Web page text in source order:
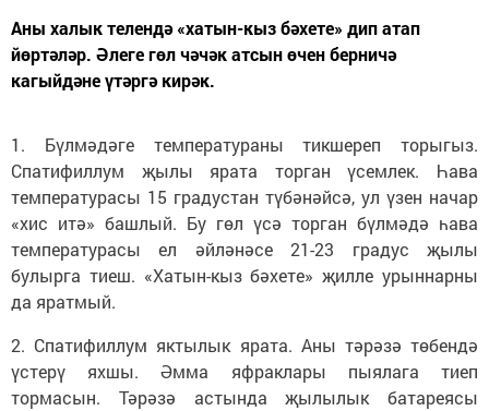
Аны халык телендә «хатын-кыз бәхете» дип атап
йөртәләр. Әлеге гөл чәчәк атсын өчен берничә
кагыйдәне үтәргә кирәк.
1. Бүлмәдәге температураны тикшереп торыгыз.
Спатифиллум җылы ярата торган үсемлек. Һава
температурасы 15 градустан түбәнәйсә, ул үзен начар
«хис итә» башлый. Бу гөл үсә торган бүлмәдә һава
температурасы ел әйләнәсе 21-23 градус җылы
булырга тиеш. «Хатын-кыз бәхете» җилле урыннарны
да яратмый.
2. Спатифиллум яктылык ярата. Аны тәрәзә төбендә
үстерү яхшы. Әмма яфраклары пыялага тиеп
тормасын. Тәрәзә астында җылылык батареясы